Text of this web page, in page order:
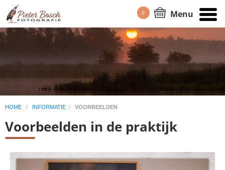
0 Menu
HOME / INFORMATIE / VOORBEELDEN
Voorbeelden in de praktijk